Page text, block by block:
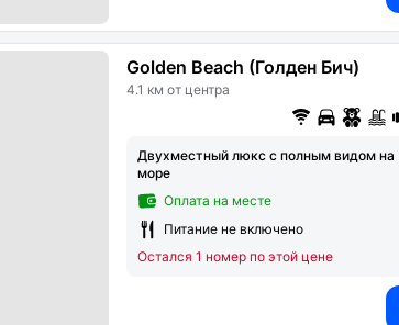
Golden Beach (Голден Бич)
4.1 км от центра
Двухместный люкс с полным видом на
море
Оплата на месте
Питание не включено
Остался 1 номер по этой цене